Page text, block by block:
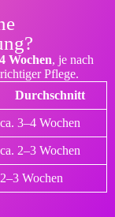
Wochen, je nach
Pflege.
Durchschnitt
ca. 3–4 Wochen
ca. 2–3 Wochen
2–3 Wochen